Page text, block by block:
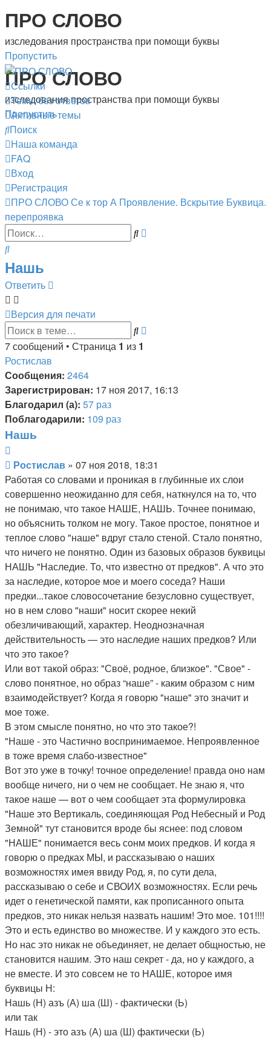
ПРО СЛОВО
изследования пространства при помощи буквы
Пропустить
ПРО СЛОВО
изследования пространства при помощи буквы
Пропустить
Ссылки
Темы без ответов
Активные темы
Поиск
Наша команда
FAQ
Вход
Регистрация
ПРО СЛОВОСе к тор А Проявление. Вскрытие Буквица.
перепроявка
Поиск
Поиск
Нашь
Ответить
Версия для печати
Поиск
7 сообщений • Страница 1 из 1
Ростислав
Сообщения: 2464
Зарегистрирован: 17 ноя 2017, 16:13
Благодарил (а): 57 раз
Поблагодарили: 109 раз
Нашь
Сообщение
Ростислав » 07 ноя 2018, 18:31
Работая со словами и проникая в глубинные их слои
совершенно неожиданно для себя, наткнулся на то, что
не понимаю, что такое НАШЕ, НАШЬ. Точнее понимаю,
но объяснить толком не могу. Такое простое, понятное и
теплое слово "наше" вдруг стало стеной. Стало понятно,
что ничего не понятно. Один из базовых образов буквицы
НАШЬ "Наследие. То, что известно от предков". А что это
за наследие, которое мое и моего соседа? Наши
предки...такое словосочетание безусловно существует,
но в нем слово "наши" носит скорее некий
обезличивающий, характер. Неоднозначная
действительность — это наследие наших предков? Или
что это такое?
Или вот такой образ: "Своё, родное, близкое". "Свое" -
слово понятное, но образ “наше” - каким образом с ним
взаимодействует? Когда я говорю "наше" это значит и
мое тоже.
В этом смысле понятно, но что это такое?!
"Наше - это Частично воспринимаемое. Непроявленное
в тоже время слабо-известное"
Вот это уже в точку! точное определение! правда оно нам
вообще ничего, ни о чем не сообщает. Не знаю я, что
такое наше — вот о чем сообщает эта формулировка
"Наше это Вертикаль, соединяющая Род Небесный и Род
Земной" тут становится вроде бы яснее: под словом
"НАШЕ" понимается весь сонм моих предков. И когда я
говорю о предках МЫ, и рассказываю о наших
возможностях имея ввиду Род, я, по сути дела,
рассказываю о себе и СВОИХ возможностях. Если речь
идет о генетической памяти, как прописанного опыта
предков, это никак нельзя назвать нашим! Это мое. 101!!!!
Это и есть единство во множестве. И у каждого это есть.
Но нас это никак не объединяет, не делает общностью, не
становится нашим. Это наш секрет - да, но у каждого, а
не вместе. И это совсем не то НАШЕ, которое имя
буквицы Н:
Нашь (Н) азъ (А) ша (Ш) - фактически (Ь)
или так
Нашь (Н) - это азъ (А) ша (Ш) фактически (Ь)